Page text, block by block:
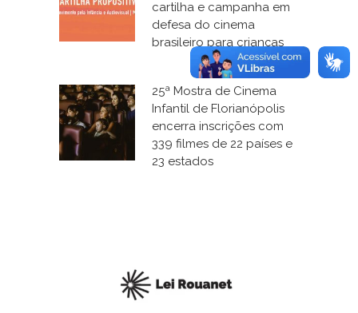
cartilha e campanha em
defesa do cinema
brasileiro para crianças
25ª Mostra de Cinema
Infantil de Florianópolis
encerra inscrições com
339 filmes de 22 países e
23 estados